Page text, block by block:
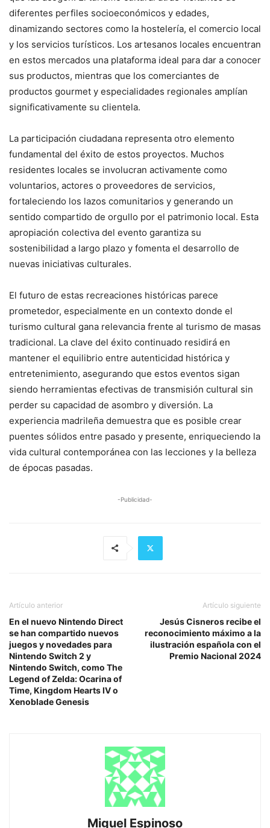
diferentes perfiles socioeconómicos y edades,
dinamizando sectores como la hostelería, el comercio local
y los servicios turísticos. Los artesanos locales encuentran
en estos mercados una plataforma ideal para dar a conocer
sus productos, mientras que los comerciantes de
productos gourmet y especialidades regionales amplían
significativamente su clientela.
La participación ciudadana representa otro elemento
fundamental del éxito de estos proyectos. Muchos
residentes locales se involucran activamente como
voluntarios, actores o proveedores de servicios,
fortaleciendo los lazos comunitarios y generando un
sentido compartido de orgullo por el patrimonio local. Esta
apropiación colectiva del evento garantiza su
sostenibilidad a largo plazo y fomenta el desarrollo de
nuevas iniciativas culturales.
El futuro de estas recreaciones históricas parece
prometedor, especialmente en un contexto donde el
turismo cultural gana relevancia frente al turismo de masas
tradicional. La clave del éxito continuado residirá en
mantener el equilibrio entre autenticidad histórica y
entretenimiento, asegurando que estos eventos sigan
siendo herramientas efectivas de transmisión cultural sin
perder su capacidad de asombro y diversión. La
experiencia madrileña demuestra que es posible crear
puentes sólidos entre pasado y presente, enriqueciendo la
vida cultural contemporánea con las lecciones y la belleza
de épocas pasadas.
-Publicidad-
Artículo anterior
En el nuevo Nintendo Direct
se han compartido nuevos
juegos y novedades para
Nintendo Switch 2 y
Nintendo Switch, como The
Legend of Zelda: Ocarina of
Time, Kingdom Hearts IV o
Xenoblade Genesis
Artículo siguiente
Jesús Cisneros recibe el
reconocimiento máximo a la
ilustración española con el
Premio Nacional 2024
Miguel Espinoso